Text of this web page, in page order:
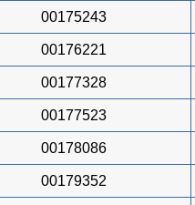
00175243
00176221
00177328
00177523
00178086
00179352